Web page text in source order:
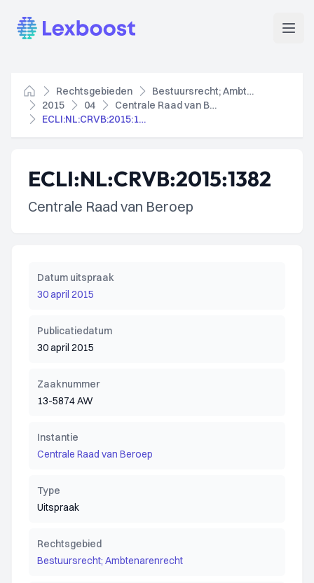
Lexboost
Home
Rechtsgebieden
Bestuursrecht; Ambtenarenrecht
2015
04
Centrale Raad van Beroep
ECLI:NL:CRVB:2015:1382
ECLI:NL:CRVB:2015:1382
Centrale Raad van Beroep
Datum uitspraak
30 april 2015
Publicatiedatum
30 april 2015
Zaaknummer
13-5874 AW
Instantie
Centrale Raad van Beroep
Type
Uitspraak
Rechtsgebied
Bestuursrecht; Ambtenarenrecht